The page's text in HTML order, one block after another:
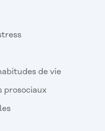
de vie
prosociaux